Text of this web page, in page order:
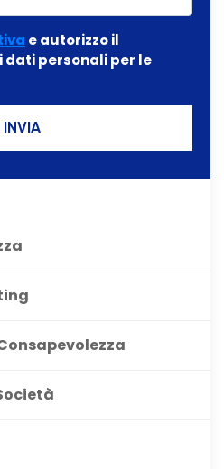
e autorizzo il
personali per le
INVIA